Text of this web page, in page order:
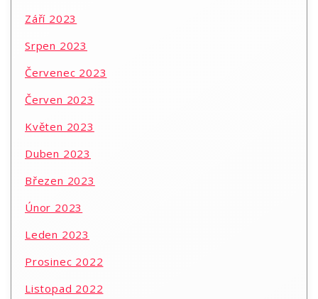
Září 2023
Srpen 2023
Červenec 2023
Červen 2023
Květen 2023
Duben 2023
Březen 2023
Únor 2023
Leden 2023
Prosinec 2022
Listopad 2022